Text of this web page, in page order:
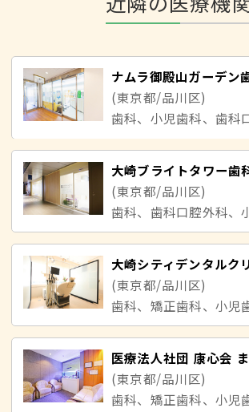
ナムラ御殿山ガーデン
(東京都/品川区)
歯科、小児歯科、歯科
大崎ブライトタワー歯
(東京都/品川区)
大崎シティデンタルク
(東京都/品川区)
医療法人社団 康心会
(東京都/品川区)